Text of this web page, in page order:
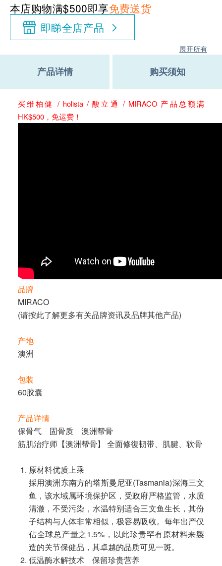
本店购物满$500即享免费送货
即睇全店产品
展开所有
产品详情 购买须知
买维柏健 / holista / 酸立通 / MIRACO 产品总额满
HK$500，免运费！
品牌
MIRACO
(请按此了解更多有关品牌资讯及品牌其他产品)
产地
澳洲
包装
60胶囊
产品详情
保骨气 固骨质 澳洲帮骨
筋肌治疗师【澳洲帮骨】 全面修復韧带、肌腱、软骨
原材料优质上乘
採用澳洲东南方的塔斯曼尼亚(Tasmania)深海三文
鱼，该水域属环境保护区，受政府严格监管，水质
清澈，不受污染，水温特别适合三文鱼生长，其份
子结构与人体非常相似，极容易吸收。每年出产仅
佔全球总产量之1.5%，以此珍贵罕有原材料来製
造的关节保健品，其卓越的品质可见一斑。
低温酶水解技术 保留珍贵营养